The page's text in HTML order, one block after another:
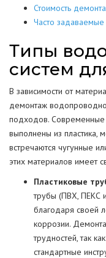
Стоимость
Часто
Типы
систем
В зависимости от
демонтаж
подходов.
выполнены из пластика,
встречаются чугунные
этих материалов имеет
Пластиковые
трубы (ПВХ, ПЕКС
благодаря своей
коррозии.
трудностей, так
стандартные